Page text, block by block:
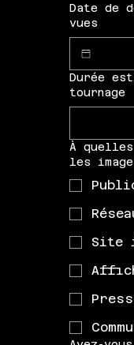
Date de
vues
Durée
tournage
À
les
Site